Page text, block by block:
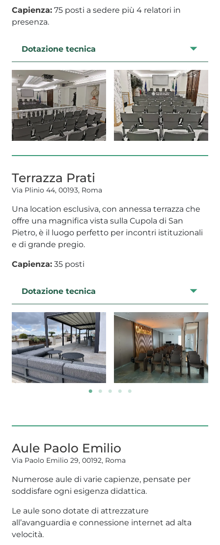
Capienza: 75 posti a sedere più 4 relatori in
presenza.
Dotazione tecnica
Terrazza Prati
Via Plinio 44, 00193, Roma
Una location esclusiva, con annessa terrazza che
offre una magnifica vista sulla Cupola di San
Pietro, è il luogo perfetto per incontri istituzionali
e di grande pregio.
Capienza: 35 posti
Dotazione tecnica
Aule Paolo Emilio
Via Paolo Emilio 29, 00192, Roma
Numerose aule di varie capienze, pensate per
soddisfare ogni esigenza didattica.
Le aule sono dotate di attrezzature
all’avanguardia e connessione internet ad alta
velocità.